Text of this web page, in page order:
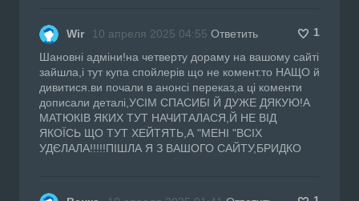
Wir 10 апреля 2025 04:55 Ответить
1
Шановні адміни!на четверту дораму на вашому сайті
зайшла,і тут купа спойлерів що не комент.то НАЩО й
дивитися.ви почали в анонсі переказ,а ці коменти
дописали деталі,УСІМ СПАСИБІ Й ДУЖЕ ДЯКУЮ!А
МАТЮКІВ ЯКИХ ТУТ НАЧИТАЛАСЯ,Й НЕ ВІД
ЯКОЇСЬ ЩО ТУТ ХЕЙТЯТЬ,А "МЕНІ "ВСІХ
УДЄЛАЛА!!!!!ПІШЛА Я З ВАШОГО САЙТУ,БРИДКО